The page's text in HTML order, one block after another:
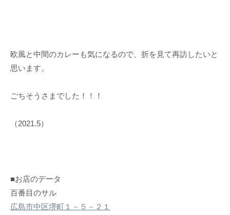
欧風と中間のカレーも気になるので、折を見て再訪したいと
思います。
ごちそうさまでした！！！
（2021.5）
■お店のデータ
百番目のサル
広島市中区堺町１－５－２１